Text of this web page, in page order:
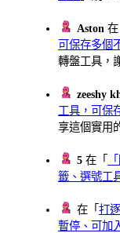
Aston 在
可保存多個
轉盤工具，
zeeshy
工具，可保
享這個實用
5 在「
籤、選號工
在「打
暫停、可加